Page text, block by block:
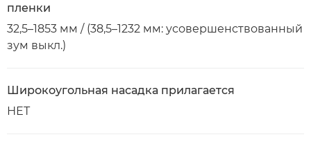
пленки
32,5–1853 мм / (38,5–1232 мм: усовершенствованный
зум выкл.)
Широкоугольная насадка прилагается
НЕТ